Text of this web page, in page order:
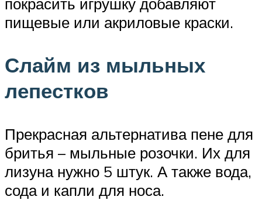
пищевые или акриловые краски.
Слайм из мыльных
лепестков
Прекрасная альтернатива пене для
бритья – мыльные розочки. Их для
лизуна нужно 5 штук. А также вода,
сода и капли для носа.